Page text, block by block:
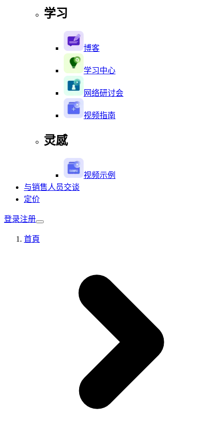
学习
博客
学习中心
网络研讨会
视频指南
灵感
视频示例
与销售人员交谈
定价
登录注册
首頁